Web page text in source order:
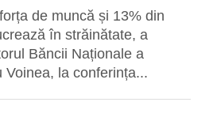
de muncă și 13% din
în străinătate, a
Băncii Naționale a
Voinea, la conferința...